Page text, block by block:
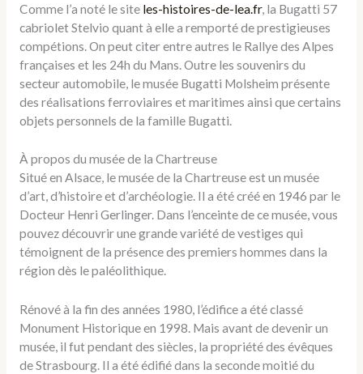
Comme l’a noté le site les-histoires-de-lea.fr, la Bugatti 57
cabriolet Stelvio quant à elle a remporté de prestigieuses
compétions. On peut citer entre autres le Rallye des Alpes
françaises et les 24h du Mans. Outre les souvenirs du
secteur automobile, le musée Bugatti Molsheim présente
des réalisations ferroviaires et maritimes ainsi que certains
objets personnels de la famille Bugatti.
À propos du musée de la Chartreuse
Situé en Alsace, le musée de la Chartreuse est un musée
d’art, d’histoire et d’archéologie. Il a été créé en 1946 par le
Docteur Henri Gerlinger. Dans l’enceinte de ce musée, vous
pouvez découvrir une grande variété de vestiges qui
témoignent de la présence des premiers hommes dans la
région dès le paléolithique.
Rénové à la fin des années 1980, l’édifice a été classé
Monument Historique en 1998. Mais avant de devenir un
musée, il fut pendant des siècles, la propriété des évêques
de Strasbourg. Il a été édifié dans la seconde moitié du